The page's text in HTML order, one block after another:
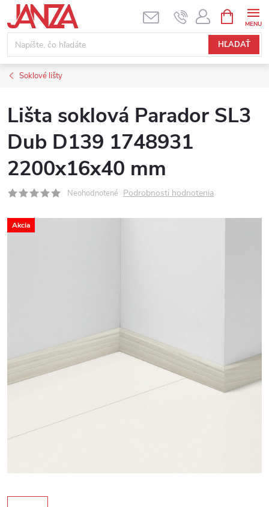
Prejsť na obsah
HĽADAŤ
Soklové lišty
Lišta soklová Parador SL3
Dub D139 1748931
2200x16x40 mm
Neohodnotené Podrobnosti hodnotenia
Akcia